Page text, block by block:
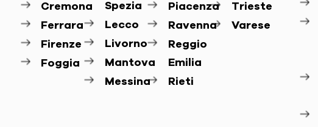
Cremona
Ferrara
Firenze
Foggia
Spezia
Lecco
Livorno
Mantova
Messina
Piacenza
Ravenna
Reggio
Emilia
Rieti
Trieste
Varese